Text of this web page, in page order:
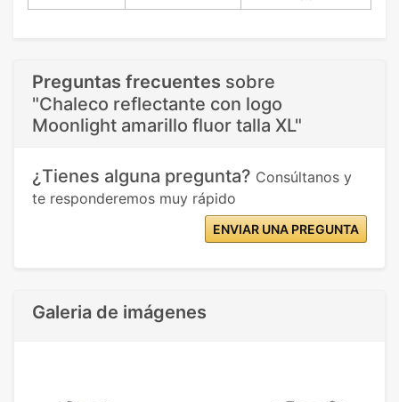
Preguntas frecuentes sobre
"Chaleco reflectante con logo
Moonlight amarillo fluor talla XL"
¿Tienes alguna pregunta? Consúltanos y
te responderemos muy rápido
ENVIAR UNA PREGUNTA
Galeria de imágenes